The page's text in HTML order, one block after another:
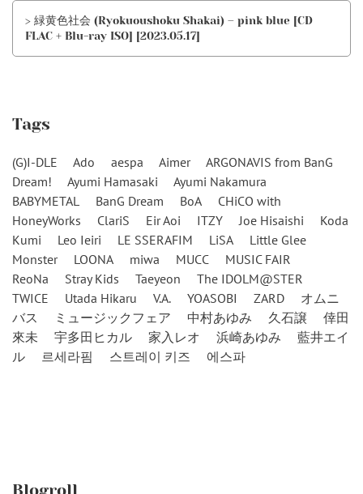
> 緑黄色社会 (Ryokuoushoku Shakai) – pink blue [CD
FLAC + Blu-ray ISO] [2023.05.17]
Tags
(G)I-DLE Ado aespa Aimer
ARGONAVIS from BanG
Dream!
Ayumi Hamasaki
Ayumi Nakamura
BABYMETAL
BanG Dream BoA
CHiCO with
HoneyWorks
ClariS Eir Aoi ITZY Joe Hisaishi
Koda
Kumi
Leo Ieiri LE SSERAFIM LiSA
Little Glee
Monster
LOONA miwa MUCC
MUSIC FAIR
ReoNa
Stray Kids Taeyeon
The IDOLM@STER
TWICE
Utada Hikaru V.A. YOASOBI ZARD
オムニ
バス
ミュージックフェア 中村あゆみ 久石譲
倖田
來未
宇多田ヒカル 家入レオ 浜崎あゆみ
藍井エイ
ル
르세라핌 스트레이 키즈 에스파